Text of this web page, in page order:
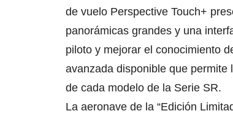
de vuelo Perspective Touch+
panorámicas grandes y una
piloto y mejorar el conocimiento
avanzada disponible que
de cada modelo de la Serie SR.
La aeronave de la “Edición